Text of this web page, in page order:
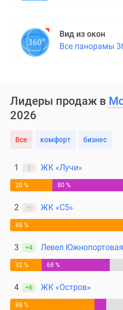
Вид из окон
Все панорамы
Лидеры продаж в
2026
Все комфорт бизнес
1 0 ЖК «Лучи»
20 % 80 %
2 Н ЖК «С5»
88 %
3 +4 Левел Южнопортовая
32 % 68 %
4 +6 ЖК «Остров»
88 %